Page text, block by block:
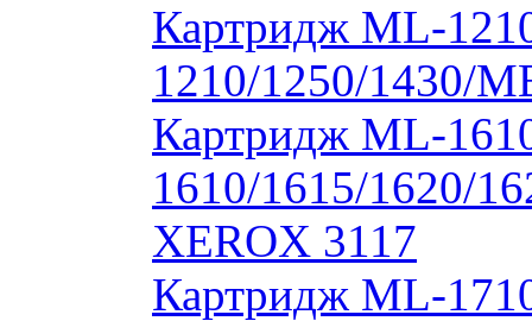
Картридж ML-
1210/1250/1430/
Картридж ML-
1610/1615/1620/
XEROX 3117
Картридж ML-